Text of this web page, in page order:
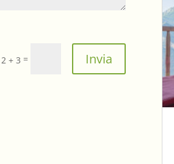
2 + 3 = Invia